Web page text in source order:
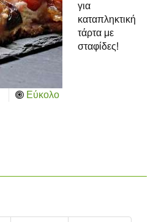
για
καταπληκτική
τάρτα με
σταφίδες!
Εύκολο